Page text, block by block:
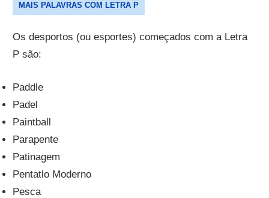
MAIS PALAVRAS COM LETRA P
Os desportos (ou esportes) começados com a Letra
P são:
Paddle
Padel
Paintball
Parapente
Patinagem
Pentatlo Moderno
Pesca